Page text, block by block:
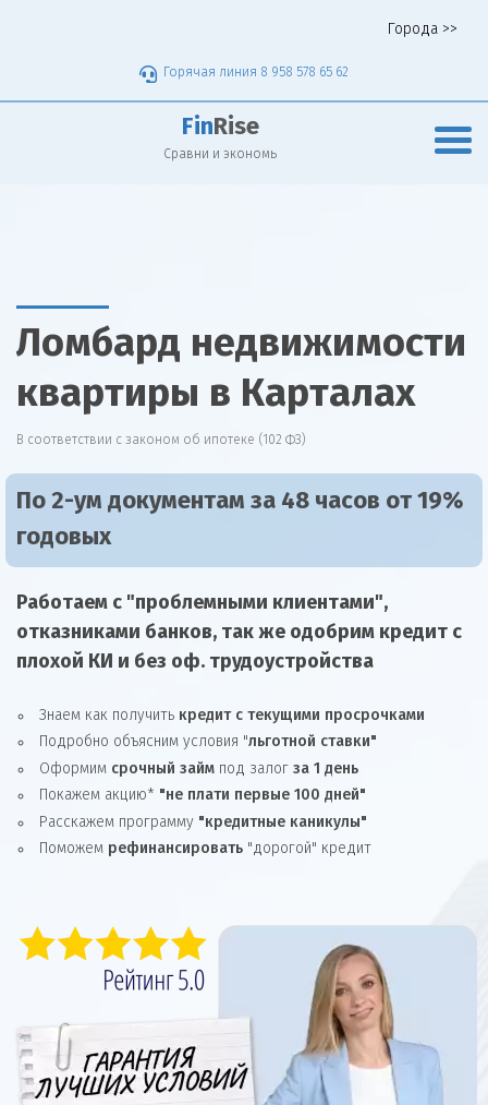
Города >>
Горячая линия 8 958 578 65 62
Fin Rise
Сравни и экономь
Ломбард недвижимости
квартиры в Карталах
В соответствии с законом об ипотеке (102 ФЗ)
По 2-ум документам за 48 часов от 19%
годовых
Работаем с "проблемными клиентами",
отказниками банков, так же одобрим кредит с
плохой КИ и без оф. трудоустройства
Знаем как получить кредит с текущими просрочками
Подробно объясним условия "льготной ставки"
Оформим срочный займ под залог за 1 день
Покажем акцию* "не плати первые 100 дней"
Расскажем программу "кредитные каникулы"
Поможем рефинансировать "дорогой" кредит